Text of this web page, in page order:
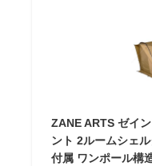
ZANE ARTS ゼイ
ント 2ルームシェ
付属 ワンポール構